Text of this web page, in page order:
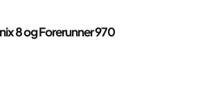
8 og Forerunner 970